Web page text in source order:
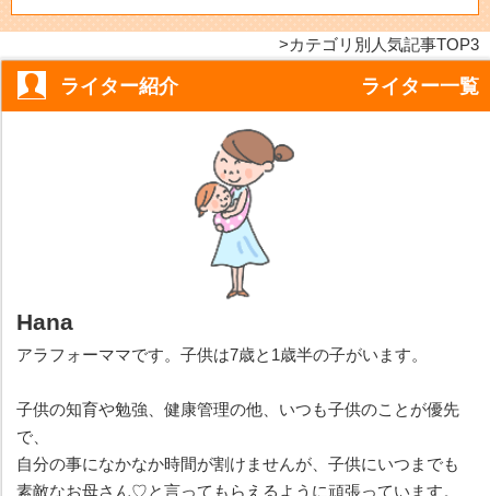
カテゴリ別人気記事TOP3
ライター紹介 ライター一覧
Hana
アラフォーママです。子供は7歳と1歳半の子がいます。
子供の知育や勉強、健康管理の他、いつも子供のことが優先
で、
自分の事になかなか時間が割けませんが、子供にいつまでも
素敵なお母さん♡と言ってもらえるように頑張っています。